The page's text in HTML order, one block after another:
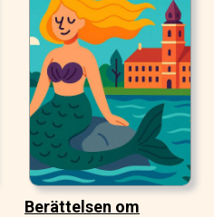
Berättelsen om